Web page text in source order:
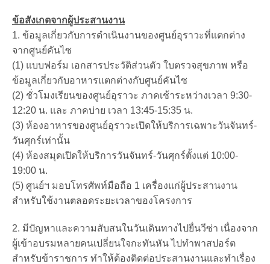
ข้อสังเกตจากผู้ประสานงาน
1. ข้อมูลเกี่ยวกับการดำเนินงานของศูนย์อุราวะที่แตกต่าง
จากศูนย์คันไซ
(1) แบบฟอร์ม เอกสารประวัติส่วนตัว ใบตรวจสุขภาพ หรือ
ข้อมูลเกี่ยวกับอาหารแตกต่างกับศูนย์คันไซ
(2) ชั่วโมงเรียนของศูนย์อุราวะ ภาคเช้าระหว่างเวลา 9:30-
12:20 น. และ ภาคบ่าย เวลา 13:45-15:35 น.
(3) ห้องอาหารของศูนย์อุราวะเปิดให้บริการเฉพาะวันจันทร์-
วันศุกร์เท่านั้น
(4) ห้องสมุดเปิดให้บริการวันจันทร์-วันศุกร์ตั้งแต่ 10:00-
19:00 น.
(5) ศูนย์ฯ มอบโทรศัพท์มือถือ 1 เครื่องแก่ผู้ประสานงาน
สำหรับใช้งานตลอดระยะเวลาของโครงการ
2. มีปัญหาและความสับสนในวันเดินทางไปยื่นวีซ่า เนื่องจาก
ผู้เข้าอบรมหลายคนเปลี่ยนใจกะทันหัน ไปทำพาสปอร์ต
สำหรับข้าราชการ ทำให้ต้องติดต่อประสานงานและทำเรื่อง